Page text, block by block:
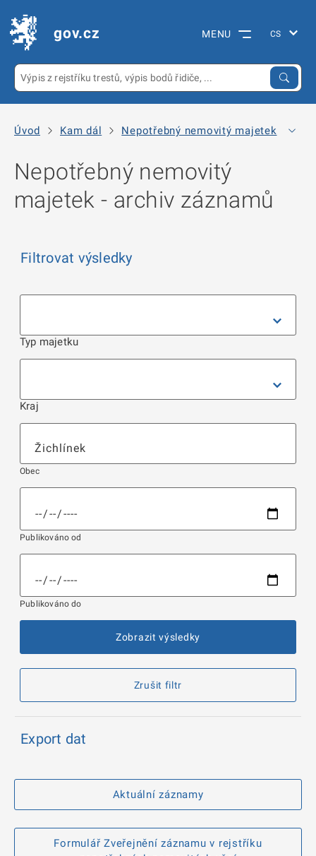
gov.cz MENU
Úvod Kam dál Nepotřebný nemovitý majetek
Nepotřebný nemovitý
majetek - archiv záznamů
Filtrovat výsledky
Typ majetku
Kraj
Obec
Publikováno od
Publikováno do
Zobrazit výsledky
Zrušit filtr
Export dat
Aktuální záznamy
Formulář Zveřejnění záznamu v rejstříku